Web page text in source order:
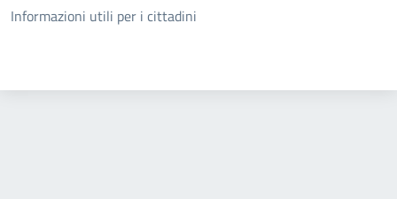
Dettagli della notizia
Informazioni utili per i cittadini